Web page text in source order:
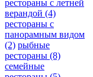
рестораны с летней
верандой (4)
рестораны с
панорамным видом
(2) рыбные
рестораны (8)
семейные